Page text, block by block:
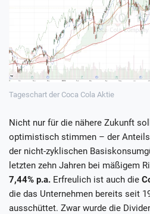
Tageschart der Coca Cola Aktie
Nicht nur für die nähere Zukunft
optimistisch stimmen – der
der nicht-zyklischen
letzten zehn Jahren bei mäßigem
7,44% p.a. Erfreulich ist auch die
die das Unternehmen bereits seit
ausschüttet. Zwar wurde die